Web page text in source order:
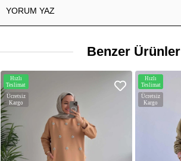
YORUM YAZ
Benzer Ürünler
Ücretsiz
Kargo
Hızlı
Teslimat
Ücretsiz
Kargo
Hızlı
Teslimat